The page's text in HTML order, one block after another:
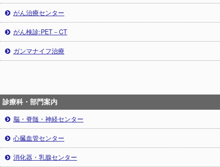
がん治療センター
がん検診:PET－CT
ガンマナイフ治療
診療科・部門案内
脳・脊髄・神経センター
心臓血管センター
消化器・乳腺センター